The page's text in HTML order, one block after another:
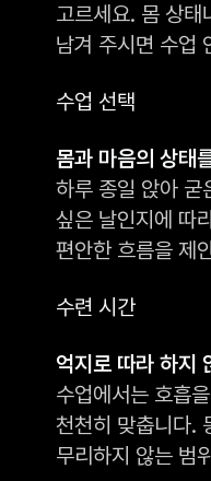
고르세요. 몸 상태
남겨 주시면 수업
수업 선택
몸과 마음의 상태
하루 종일 앉아 굳
싶은 날인지에 따
편안한 흐름을 제
수련 시간
억지로 따라 하지
수업에서는 호흡
천천히 맞춥니다.
무리하지 않는 범